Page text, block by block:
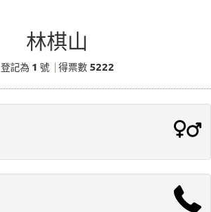
林棋山
登記為 1 號 得票數 5222